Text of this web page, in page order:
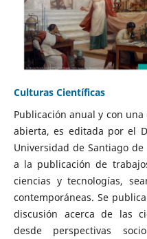
Culturas Científicas
Publicación anual y con
abierta, es editada por el
Universidad de Santiago
a la publicación de
ciencias y tecnologías,
contemporáneas. Se
discusión acerca de las
desde perspectivas